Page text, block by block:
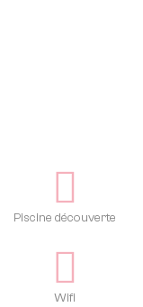
Piscine découverte
Wifi